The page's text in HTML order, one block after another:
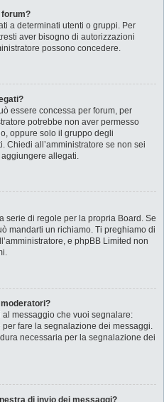
forum?
a determinati utenti o gruppi. Per
aver bisogno di autorizzazioni
possono concedere.
essere concessa per forum, per
potrebbe non aver permesso
oppure solo il gruppo degli
Chiedi all’amministratore se non sei
allegati.
serie di regole per la propria Board. Se
mandarti un richiamo. Ti preghiamo di
e phpBB Limited non
al messaggio che vuoi segnalare:
fare la segnalazione dei messaggi.
necessaria per la segnalazione dei
di invio dei messaggi?